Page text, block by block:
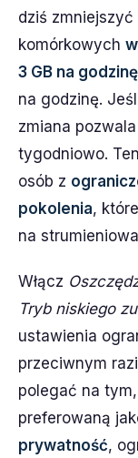
dziś
komórkowych
3 GB na godzinę
na godzinę.
zmiana
tygodniowo.
osób z
pokolenia,
na
Włącz
Tryb niskiego
ustawienia
przeciwnym
polegać na
preferowaną
prywatność,